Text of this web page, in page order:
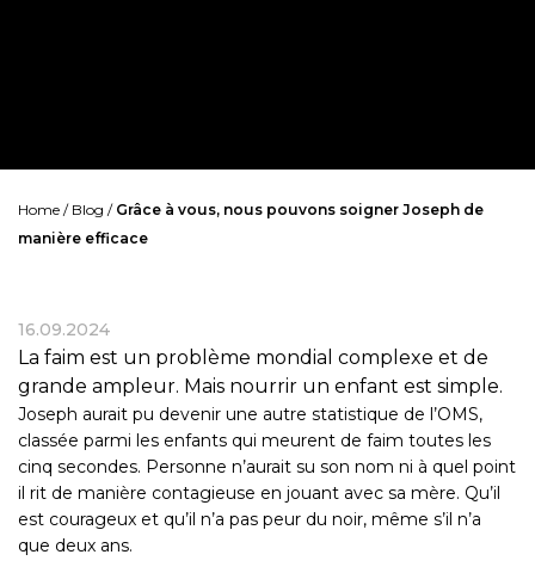
Home / Blog / Grâce à vous, nous pouvons soigner Joseph de
manière efficace
16.09.2024
La faim est un problème mondial complexe et de
grande ampleur. Mais nourrir un enfant est simple.
Joseph aurait pu devenir une autre statistique de l’OMS,
classée parmi les enfants qui meurent de faim toutes les
cinq secondes. Personne n’aurait su son nom ni à quel point
il rit de manière contagieuse en jouant avec sa mère. Qu’il
est courageux et qu’il n’a pas peur du noir, même s’il n’a
que deux ans.